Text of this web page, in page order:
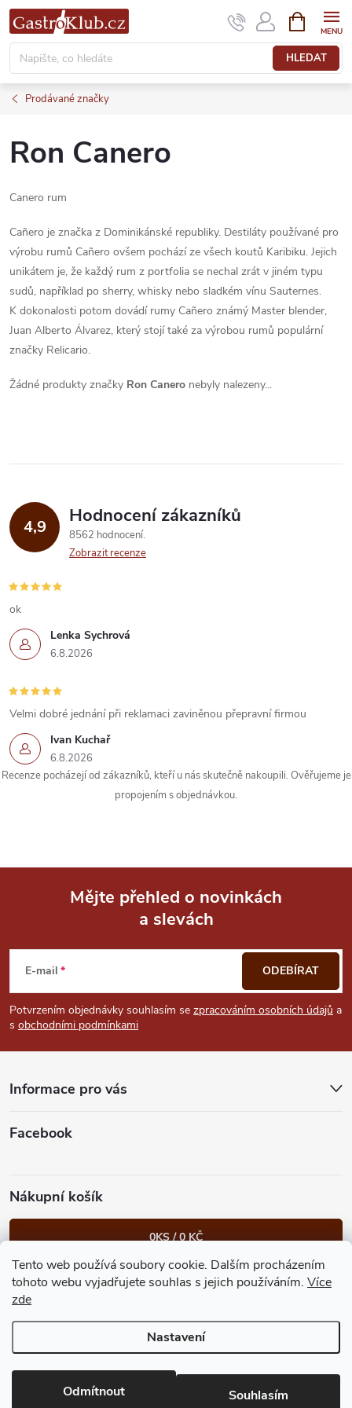
Tento web používá soubory cookie. Dalším procházením
tohoto webu vyjadřujete souhlas s jejich používáním. Více
zde
Nastavení
Odmítnout Souhlasím
Přejít
na
obsah
HLEDAT
NÁKUPNÍ
KOŠÍK
Prodávané značky
Ron Canero
Canero rum
Cañero je značka z Dominikánské republiky. Destiláty používané pro
výrobu rumů Cañero ovšem pochází ze všech koutů Karibiku. Jejich
unikátem je, že každý rum z portfolia se nechal zrát v jiném typu
sudů, například po sherry, whisky nebo sladkém vínu Sauternes.
K dokonalosti potom dovádí rumy Cañero známý Master blender,
Juan Alberto Álvarez, který stojí také za výrobou rumů populární
značky Relicario.
Žádné produkty značky Ron Canero nebyly nalezeny...
4,9 Hodnocení zákazníků
8562 hodnocení
Zobrazit recenze
Lenka Sychrová
6.8.2026
ok
Ivan Kuchař
6.8.2026
Velmi dobré jednání při reklamaci zaviněnou přepravní firmou
Recenze pocházejí od zákazníků, kteří u nás skutečně nakoupili. Ověřujeme je
propojením s objednávkou.
p
a
Mějte přehled o novinkách
a slevách
E-mail
Potvrzením objednávky souhlasím se zpracováním osobních údajů a
s obchodními podmínkami
ODEBÍRAT
Informace pro vás
Facebook
Nákupní košík
0KS /0 KČ
Heureka.cz Facebook Instagram Bonvolo - přidej se taky
Vytvořil Shoptet Premium
GastroKlub.cz. Všechna práva vyhrazena.
nastavení cookies